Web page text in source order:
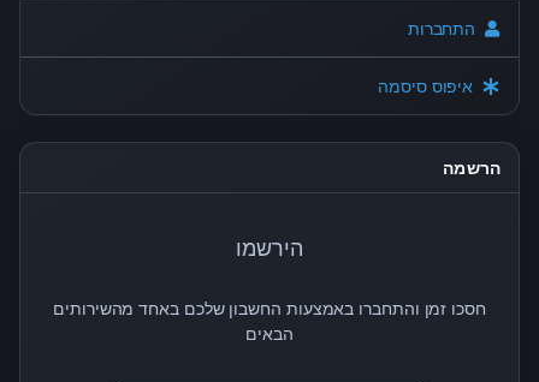
התחברות
איפוס סיסמה
הרשמה
הירשמו
חסכו זמן והתחברו באמצעות החשבון שלכם באחד מהשירותים
הבאים